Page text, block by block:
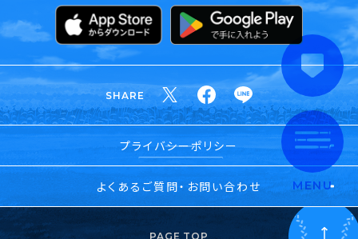
SHARE
プライバシーポリシー
よくあるご質問・お問い合わせ MENU
PAGE TOP